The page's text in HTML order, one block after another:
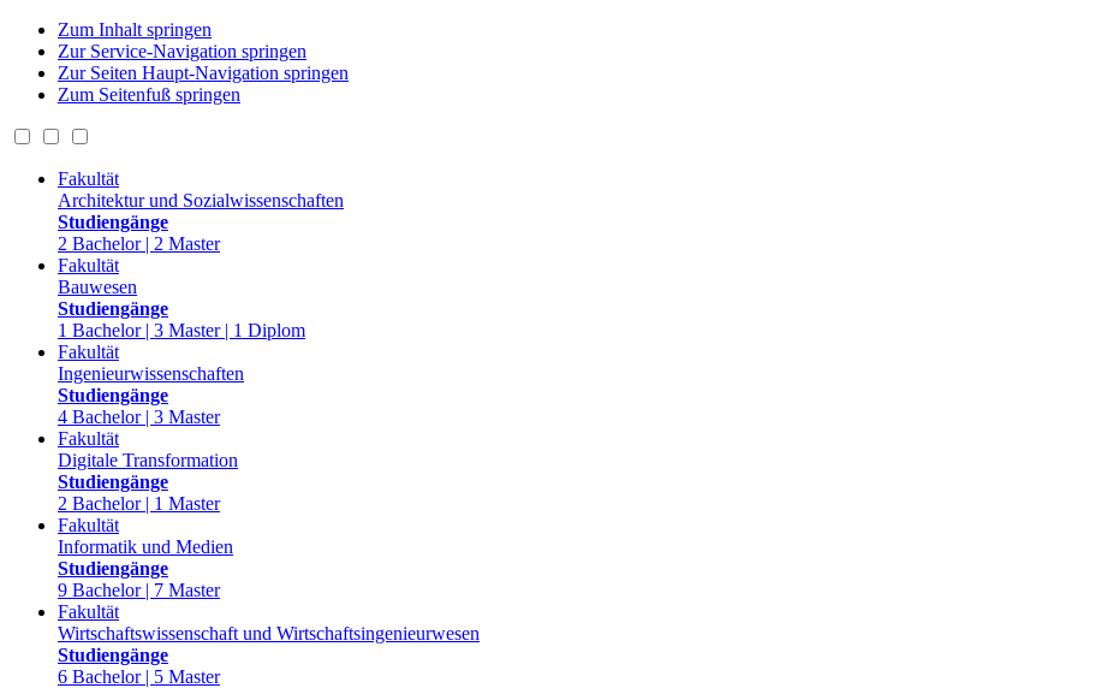
Zum Inhalt springen
Zur Service-Navigation springen
Zur Seiten Haupt-Navigation springen
Zum Seitenfuß springen
Fakultät
Architektur und Sozialwissenschaften
Studiengänge
2 Bachelor | 2 Master
Fakultät
Bauwesen
Studiengänge
1 Bachelor | 3 Master | 1 Diplom
Fakultät
Ingenieurwissenschaften
Studiengänge
4 Bachelor | 3 Master
Fakultät
Digitale Transformation
Studiengänge
2 Bachelor | 1 Master
Fakultät
Informatik und Medien
Studiengänge
9 Bachelor | 7 Master
Fakultät
Wirtschaftswissenschaft und Wirtschaftsingenieurwesen
Studiengänge
6 Bachelor | 5 Master